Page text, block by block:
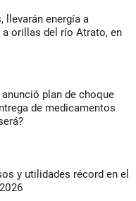
llevarán energía a
orillas del río Atrato, en
plan de choque
de medicamentos
y utilidades récord en el